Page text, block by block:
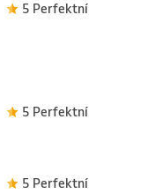
5 Perfektní
5 Perfektní
5 Perfektní